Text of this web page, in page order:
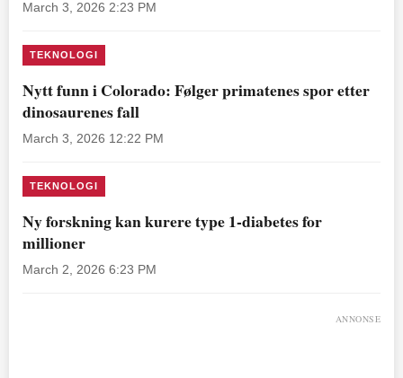
March 3, 2026 2:23 PM
TEKNOLOGI
Nytt funn i Colorado: Følger primatenes spor etter
dinosaurenes fall
March 3, 2026 12:22 PM
TEKNOLOGI
Ny forskning kan kurere type 1-diabetes for
millioner
March 2, 2026 6:23 PM
ANNONSE